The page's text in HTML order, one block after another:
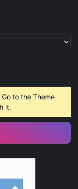
to the Theme
it.